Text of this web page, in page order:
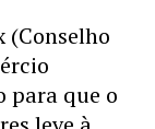
(Conselho
para que o